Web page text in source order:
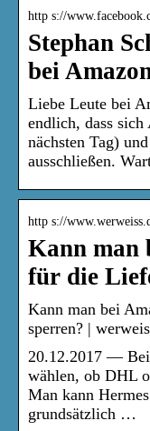
http s://
Stephan
bei
Liebe Leute bei
endlich, dass
nächsten Tag)
ausschließen.
http s://
Kann man
für die
Kann man bei
sperren? |
20.12.2017 —
wählen, ob DHL
Man kann
grundsätzlich …